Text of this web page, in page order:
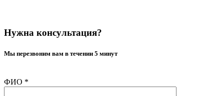
Нужна консультация?
Мы перезвоним вам в течении 5 минут
ФИО *